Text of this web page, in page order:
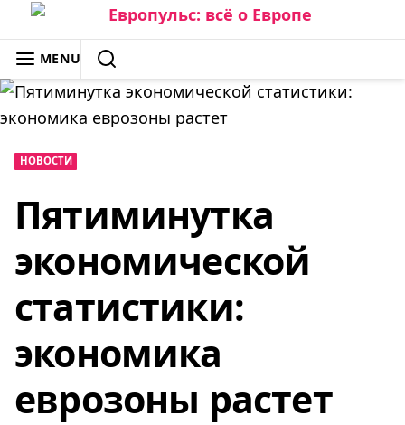
Skip
to
content
ЕВРОПУЛЬС: ВСЁ О ЕВРОПЕ
MENU
SEARCH
НОВОСТИ
Пятиминутка
экономической
статистики:
экономика
еврозоны растет